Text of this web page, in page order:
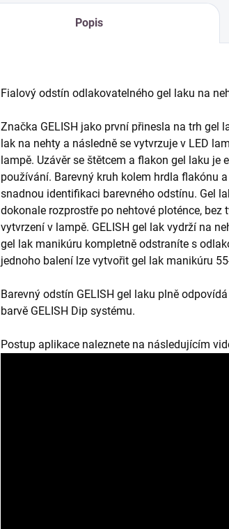
Popis
Fialový odstín odlakovatelného gel laku na
Značka GELISH jako první přinesla na trh gel
lak na nehty a následně se vytvrzuje v LED
lampě. Uzávěr se štětcem a flakon gel laku
používání. Barevný kruh kolem hrdla flakónu
snadnou identifikaci barevného odstínu. Gel
dokonale rozprostře po nehtové ploténce,
vytvrzení v lampě. GELISH gel lak vydrží na
gel lak manikúru kompletně odstraníte s
jednoho balení lze vytvořit gel lak manikúru
Barevný odstín GELISH gel laku plně
barvě GELISH Dip systému.
Postup aplikace naleznete na následujícím